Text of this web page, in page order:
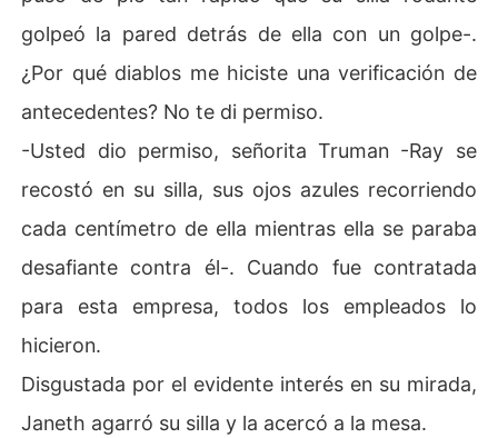
golpeó la pared detrás de ella con un golpe-.
¿Por qué diablos me hiciste una verificación de
antecedentes? No te di permiso.
-Usted dio permiso, señorita Truman -Ray se
recostó en su silla, sus ojos azules recorriendo
cada centímetro de ella mientras ella se paraba
desafiante contra él-. Cuando fue contratada
para esta empresa, todos los empleados lo
hicieron.
Disgustada por el evidente interés en su mirada,
Janeth agarró su silla y la acercó a la mesa.